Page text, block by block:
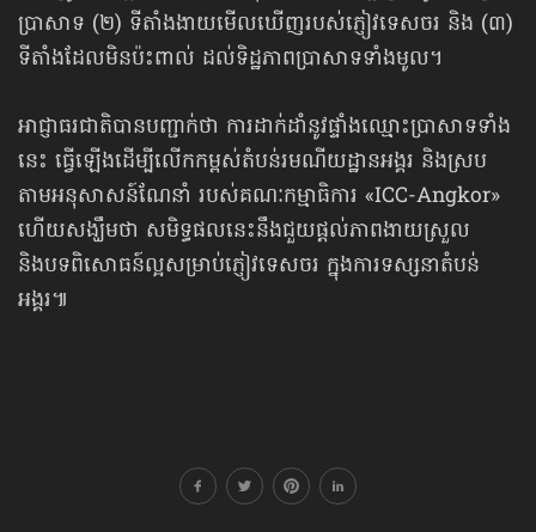
ប្រាសាទ (២) ទីតាំងងាយមើលឃើញរបស់ភ្ញៀវទេសចរ និង (៣)
ទីតាំងដែលមិនប៉ះពាល់ ដល់ទិដ្ឋភាពប្រាសាទទាំងមូល។
អាជ្ញាធរជាតិបានបញ្ជាក់ថា ការដាក់ដាំនូវផ្ទាំងឈ្មោះប្រាសាទទាំង
នេះ ធ្វើឡើងដើម្បីលើកកម្ពស់តំបន់រមណីយដ្ឋានអង្គរ និងស្រប
តាមអនុសាសន៍ណែនាំ របស់គណៈកម្មាធិការ «ICC-Angkor»
ហើយសង្ឃឹមថា សមិទ្ធផលនេះនឹងជួយផ្ដល់ភាពងាយស្រួល
និងបទពិសោធន៍ល្អសម្រាប់ភ្ញៀវទេសចរ ក្នុងការទស្សនាតំបន់
អង្គរ៕